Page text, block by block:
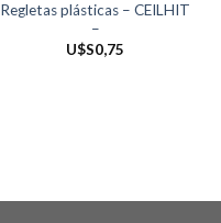
Regletas plásticas – CEILHIT
–
U$S0,75